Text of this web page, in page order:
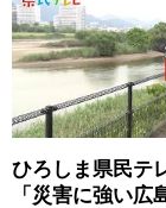
ひろしま県民テ
「災害に強い広